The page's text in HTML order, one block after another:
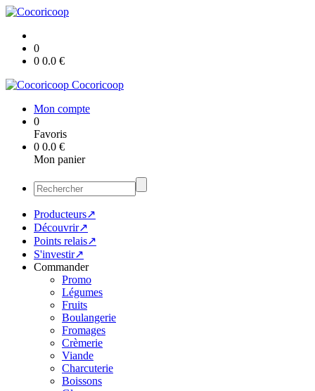
0
0 0.0 €
Cocoricoop
Mon compte
0
Favoris
0 0.0 €
Mon panier
Producteurs↗
Découvrir↗
Points relais↗
S'investir↗
Commander
Promo
Légumes
Fruits
Boulangerie
Fromages
Crèmerie
Viande
Charcuterie
Boissons